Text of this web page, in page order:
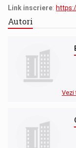
Link inscriere:
Autori
Vezi